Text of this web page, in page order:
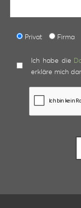
Privat Firma
Ich habe die
erkläre mich